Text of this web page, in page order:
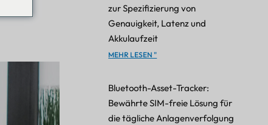
zur Spezifizierung von
Genauigkeit, Latenz und
Akkulaufzeit
MEHR LESEN "
Bluetooth-Asset-Tracker:
Bewährte SIM-freie Lösung für
die tägliche Anlagenverfolgung